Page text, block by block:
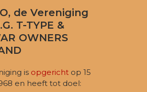
de Vereniging
T-TYPE &
OWNERS
is opgericht op 15
en heeft tot doel: